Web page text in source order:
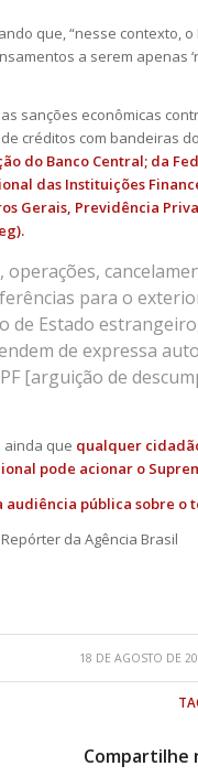
que, “nesse contexto,
a serem apenas
sanções econômicas
créditos com bandeiras
do Banco Central; da
das Instituições
Gerais, Previdência
operações,
para o
de Estado
de expressa
[arguição de
ainda que qualquer
pode acionar o
audiência pública sobre o
da Agência Brasil
18 DE AGOSTO DE
/
Compartilhe